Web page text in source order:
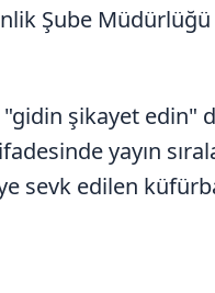
Şube
şikayet edin"
yayın
sevk edilen